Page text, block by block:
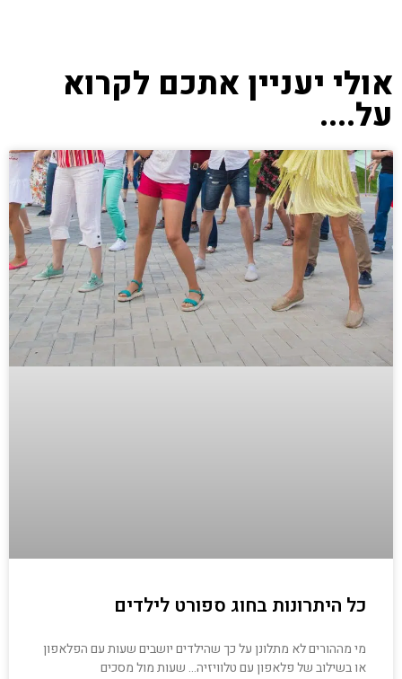
אולי יעניין אתכם לקרוא
על....
כל היתרונות בחוג ספורט לילדים
מי מההורים לא מתלונן על כך שהילדים יושבים שעות עם הפלאפון
או בשילוב של פלאפון עם טלוויזיה… שעות מול מסכים